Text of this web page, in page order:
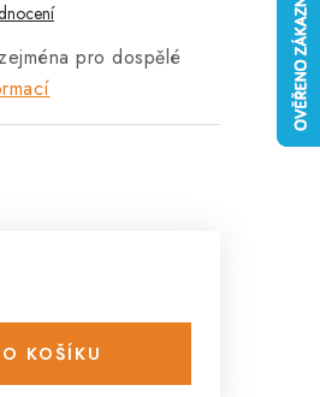
pro dospělé
KOŠÍKU